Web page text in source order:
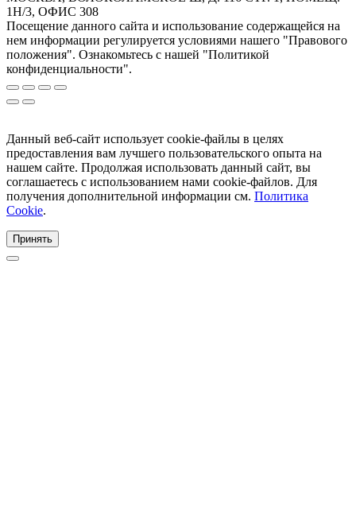
1Н/3, ОФИС 308
Посещение данного сайта и использование содержащейся на
нем информации регулируется условиями нашего "Правового
положения". Ознакомьтесь с нашей "Политикой
конфиденциальности".
Данный веб-сайт использует cookie-файлы в целях
предоставления вам лучшего пользовательского опыта на
нашем сайте. Продолжая использовать данный сайт, вы
соглашаетесь с использованием нами cookie-файлов. Для
получения дополнительной информации см. Политика
Cookie.
Принять